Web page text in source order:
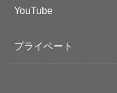
YouTube
プライベート